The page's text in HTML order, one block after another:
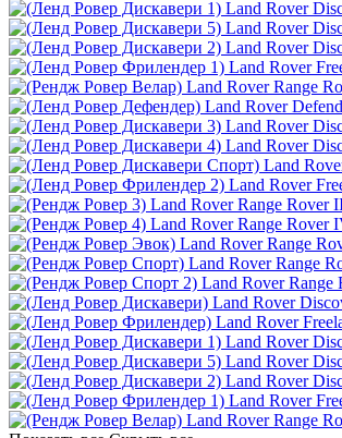
Land Rover
Land Rover
Land Rover
Land Rover
Land Rover Range
Land Rover
Land Rover
Land Rover
Land
Land Rover
Land Rover Range Rover
Land Rover Range Rover
Land Rover Range
Land Rover Range
Land Rover Range
Land Rover
Land Rover
Land Rover
Land Rover
Land Rover
Land Rover
Land Rover Range